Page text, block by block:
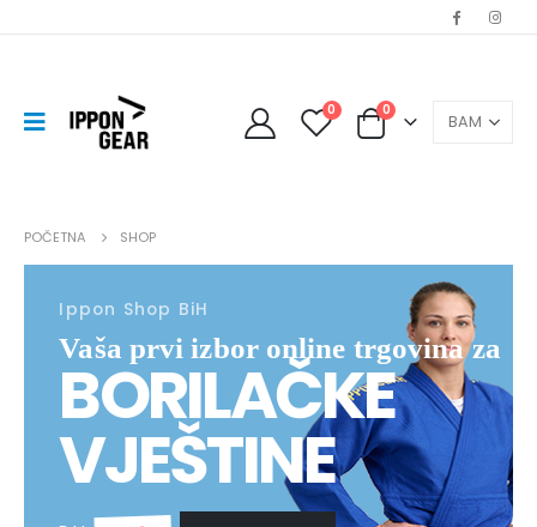
0 0
POČETNA SHOP
Ippon Shop BiH
Vaša prvi izbor online trgovina za
BORILAČKE
VJEŠTINE